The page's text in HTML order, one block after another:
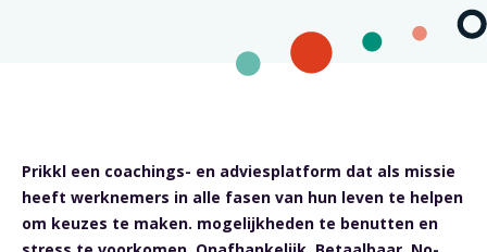
Prikkl een coachings- en adviesplatform dat als missie
heeft werknemers in alle fasen van hun leven te helpen
om keuzes te maken. mogelijkheden te benutten en